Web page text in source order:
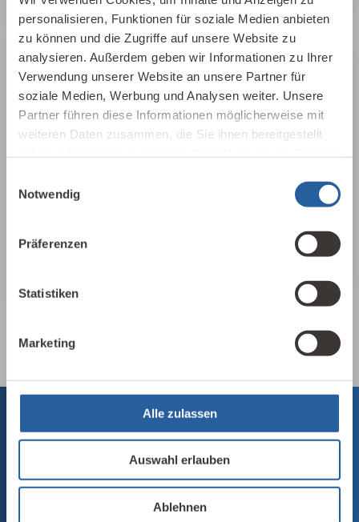
personalisieren, Funktionen für soziale Medien anbieten
zu können und die Zugriffe auf unsere Website zu
analysieren. Außerdem geben wir Informationen zu Ihrer
Verwendung unserer Website an unsere Partner für
soziale Medien, Werbung und Analysen weiter. Unsere
Partner führen diese Informationen möglicherweise mit
weiteren Daten zusammen, die Sie ihnen bereitgestellt
Notwendig
Präferenzen
Statistiken
Marketing
Alle zulassen
Auswahl erlauben
Ablehnen
25 Leitlinien
Für einen schnellen, aufschlussreichen
Überblick haben wir in 25 Leitlinien der
zusammengefasst. In 17 Sprachen, als PDF oder